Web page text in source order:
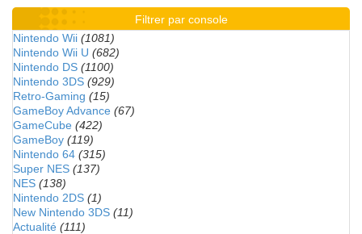
Filtrer par console
Nintendo Wii (1081)
Nintendo Wii U (682)
Nintendo DS (1100)
Nintendo 3DS (929)
Retro-Gaming (15)
GameBoy Advance (67)
GameCube (422)
GameBoy (119)
Nintendo 64 (315)
Super NES (137)
NES (138)
Nintendo 2DS (1)
New Nintendo 3DS (11)
Actualité (111)